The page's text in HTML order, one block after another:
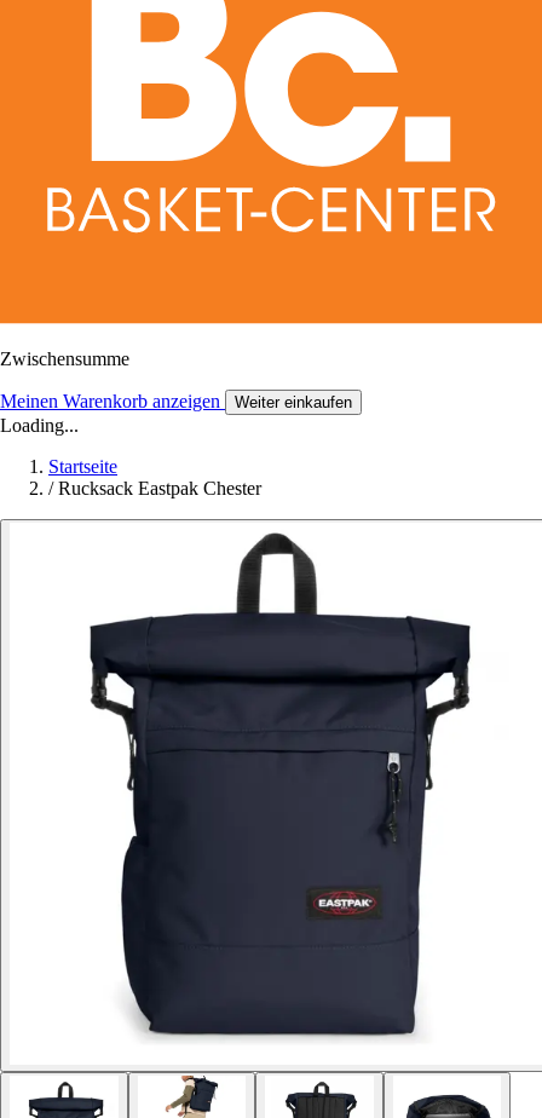
Zwischensumme
Meinen Warenkorb anzeigen Weiter einkaufen
Loading...
Startseite
/ Rucksack Eastpak Chester